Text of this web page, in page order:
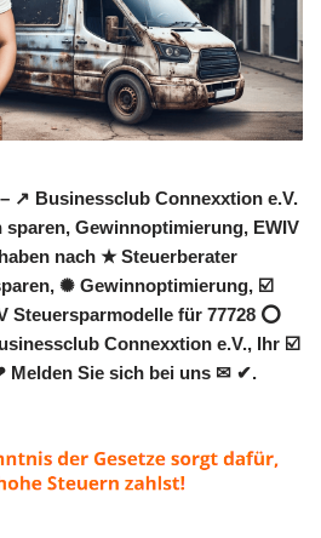
↗️ Businessclub Connexxtion e.V.
Gewinnoptimierung, EWIV
nach ★ Steuerberater
✺ Gewinnoptimierung, ☑️
Steuersparmodelle für 77728 ⭕
Connexxtion e.V., Ihr ☑️
Melden Sie sich bei uns ✉ ✔.